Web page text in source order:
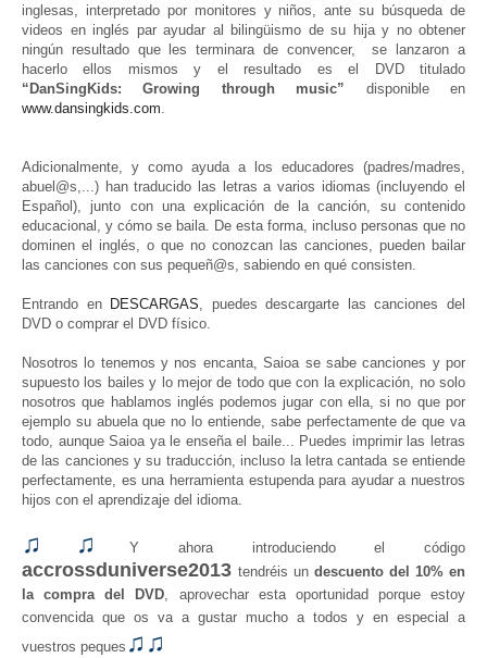
inglesas, interpretado por monitores y niños, ante su búsqueda de
videos en inglés par ayudar al bilingüismo de su hija y no obtener
ningún resultado que les terminara de convencer, se lanzaron a
hacerlo ellos mismos y el resultado es el DVD titulado
“DanSingKids: Growing through music” disponible en
www.dansingkids.com.
Adicionalmente, y como ayuda a los educadores (padres/madres,
abuel@s,...) han traducido las letras a varios idiomas (incluyendo el
Español), junto con una explicación de la canción, su contenido
educacional, y cómo se baila. De esta forma, incluso personas que no
dominen el inglés, o que no conozcan las canciones, pueden bailar
las canciones con sus pequeñ@s, sabiendo en qué consisten.
Entrando en DESCARGAS, puedes descargarte las canciones del
DVD o comprar el DVD físico.
Nosotros lo tenemos y nos encanta, Saioa se sabe canciones y por
supuesto los bailes y lo mejor de todo que con la explicación, no solo
nosotros que hablamos inglés podemos jugar con ella, si no que por
ejemplo su abuela que no lo entiende, sabe perfectamente de que va
todo, aunque Saioa ya le enseña el baile... Puedes imprimir las letras
de las canciones y su traducción, incluso la letra cantada se entiende
perfectamente, es una herramienta estupenda para ayudar a nuestros
hijos con el aprendizaje del idioma.
♫ ♫Y ahora introduciendo el código
accrossduniverse2013 tendréis un descuento del 10% en
la compra del DVD, aprovechar esta oportunidad porque estoy
convencida que os va a gustar mucho a todos y en especial a
vuestros peques ♫ ♫